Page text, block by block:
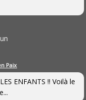
Paix
ENFANTS !! Voilà le